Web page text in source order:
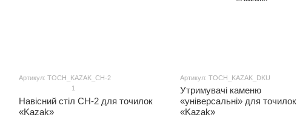
Артикул: TOCH_KAZAK_СН-2
1
Навісний стіл СН-2 для точилок
«Kazak»
Артикул: TOCH_KAZAK_DKU
Утримувачі каменю
«універсальні» для точилок
«Kazak»